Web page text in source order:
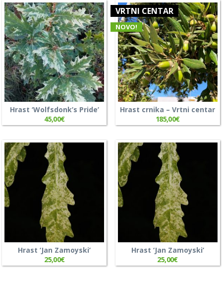
Hrast ‘Wolfsdonk’s Pride’
45,00€
NOVO!
VRTNI CENTAR
Hrast crnika – Vrtni centar
185,00€
Hrast ‘Jan Zamoyski’
25,00€
Hrast ‘Jan Zamoyski’
25,00€